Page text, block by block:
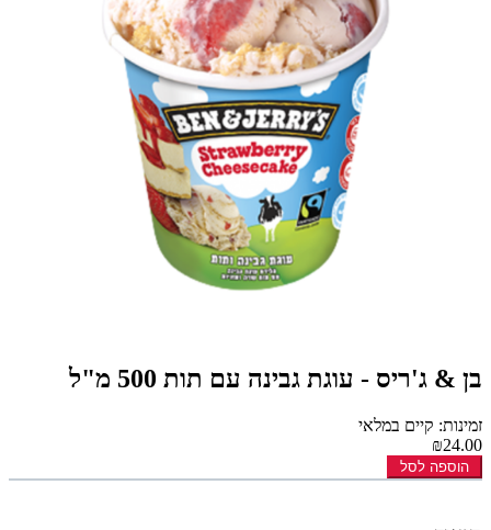
בן & ג'ריס - עוגת גבינה עם תות 500 מ"ל
זמינות: קיים במלאי
₪24.00
הוספה לסל